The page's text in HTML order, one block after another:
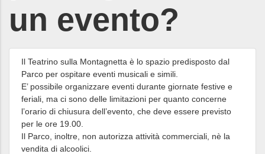
un evento?
Il Teatrino sulla Montagnetta è lo spazio predisposto dal
Parco per ospitare eventi musicali e simili.
E’ possibile organizzare eventi durante giornate festive e
feriali, ma ci sono delle limitazioni per quanto concerne
l’orario di chiusura dell’evento, che deve essere previsto
per le ore 19.00.
Il Parco, inoltre, non autorizza attività commerciali, nè la
vendita di alcoolici.